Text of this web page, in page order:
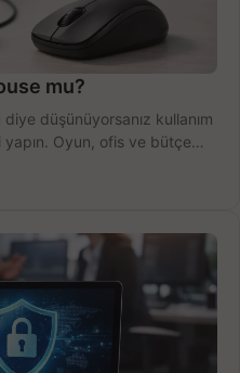
mu?
düşünüyorsanız kullanım
Oyun, ofis ve bütçe